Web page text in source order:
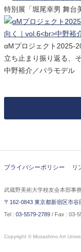
特別展「堀尾幸男 舞台
αMプロジェクト2025-
立ち止まり振り返る、
中野裕介／パラモデル
プライバシーポリシー リ
武蔵野美術大学校友会本部
〒162-0843 東京都新宿区市
Tel : 03-5579-2789 / Fax : 03-
Copyright © Musashino Art